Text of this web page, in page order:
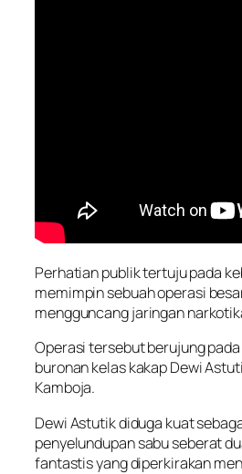
Perhatian publik tertuju pada
memimpin sebuah operasi
mengguncang jaringan
Operasi tersebut berujung
buronan kelas kakap Dewi
Kamboja.
Dewi Astutik diduga kuat
penyelundupan sabu seberat
fantastis yang diperkirakan